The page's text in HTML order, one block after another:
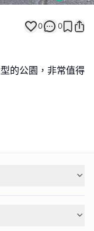
0 0
的公園，非常值得